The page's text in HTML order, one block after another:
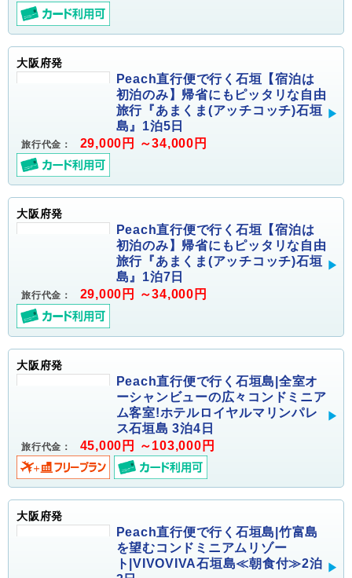
大阪府発
Peach直行便で行く石垣【宿泊は
初泊のみ】帰省にもピッタリな自由
旅行『あまくま(アッチコッチ)石垣
島』1泊5日
旅行代金： 29,000円 ～34,000円
大阪府発
Peach直行便で行く石垣【宿泊は
初泊のみ】帰省にもピッタリな自由
旅行『あまくま(アッチコッチ)石垣
島』1泊7日
旅行代金： 29,000円 ～34,000円
大阪府発
Peach直行便で行く石垣島|全室オ
ーシャンビューの広々コンドミニア
ム客室!ホテルロイヤルマリンパレ
ス石垣島 3泊4日
旅行代金： 45,000円 ～103,000円
大阪府発
Peach直行便で行く石垣島|竹富島
を望むコンドミニアムリゾー
ト|VIVOVIVA石垣島≪朝食付≫2泊